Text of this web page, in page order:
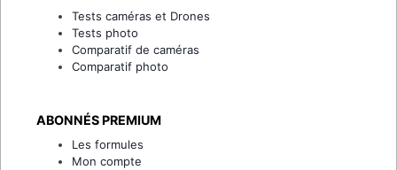
Tests caméras et Drones
Tests photo
Comparatif de caméras
Comparatif photo
ABONNÉS PREMIUM
Les formules
Mon compte